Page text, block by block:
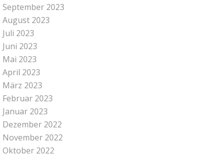
September 2023
August 2023
Juli 2023
Juni 2023
Mai 2023
April 2023
März 2023
Februar 2023
Januar 2023
Dezember 2022
November 2022
Oktober 2022